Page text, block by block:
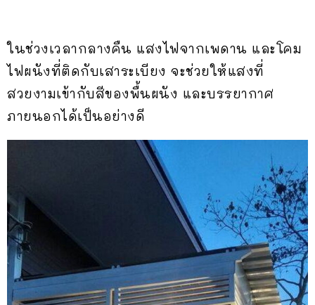
ในช่วงเวลากลางคืน แสงไฟจากเพดาน และโคม
ไฟผนังที่ติดกับเสาระเบียง จะช่วยให้แสงที่
สวยงามเข้ากับสีของพื้นผนัง และบรรยากาศ
ภายนอกได้เป็นอย่างดี